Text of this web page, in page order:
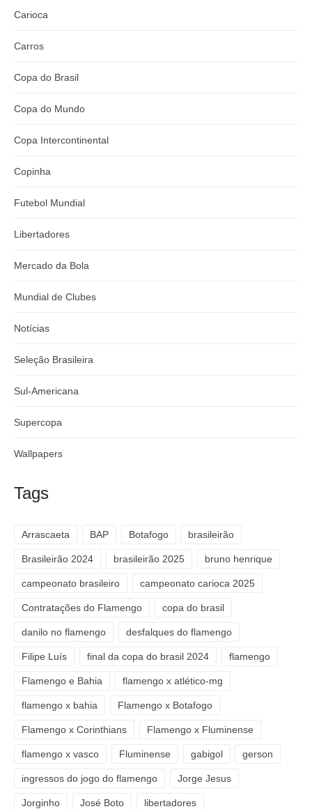
Carioca
Carros
Copa do Brasil
Copa do Mundo
Copa Intercontinental
Copinha
Futebol Mundial
Libertadores
Mercado da Bola
Mundial de Clubes
Notícias
Seleção Brasileira
Sul-Americana
Supercopa
Wallpapers
Tags
Arrascaeta BAP Botafogo brasileirão
Brasileirão 2024 brasileirão 2025 bruno henrique
campeonato brasileiro campeonato carioca 2025
Contratações do Flamengo copa do brasil
danilo no flamengo desfalques do flamengo
Filipe Luís final da copa do brasil 2024 flamengo
Flamengo e Bahia flamengo x atlético-mg
flamengo x bahia Flamengo x Botafogo
Flamengo x Corinthians Flamengo x Fluminense
flamengo x vasco Fluminense gabigol gerson
ingressos do jogo do flamengo Jorge Jesus
Jorginho José Boto libertadores